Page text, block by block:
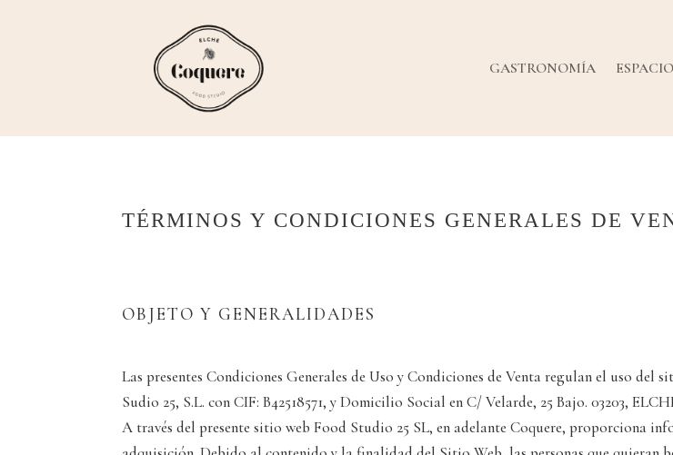
GASTRONOMÍA ESPACIO
TÉRMINOS Y CONDICIONES GENERALES DE
OBJETO Y GENERALIDADES
Las presentes Condiciones Generales de Uso y Condiciones de Venta regulan el uso del
Sudio 25, S.L. con CIF: B42518571, y Domicilio Social en C/ Velarde, 25 Bajo. 03203,
A través del presente sitio web Food Studio 25 SL, en adelante Coquere, proporciona